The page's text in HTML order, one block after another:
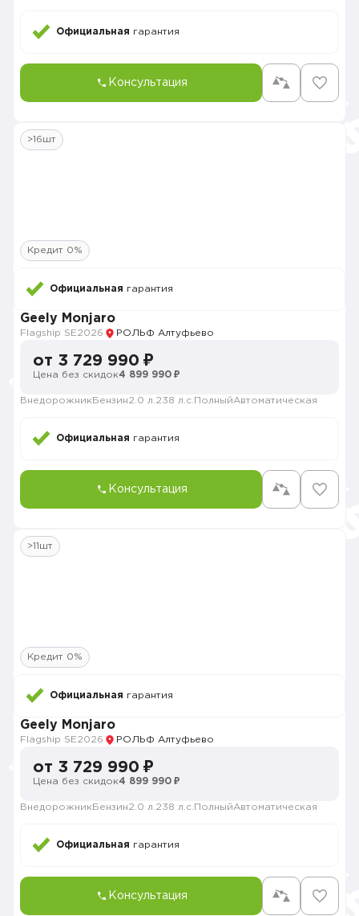
Официальная гарантия
Консультация
>16шт
Кредит 0%
Официальная гарантия
Geely Monjaro
Flagship SE2026 РОЛЬФ Алтуфьево
от 3 729 990 ₽
Цена без скидок4 899 990 ₽
Внедорожник Бензин2.0 л. 238 л.с. ПолныйАвтоматическая
Официальная гарантия
Консультация
>11шт
Кредит 0%
Официальная гарантия
Geely Monjaro
Flagship SE2026 РОЛЬФ Алтуфьево
от 3 729 990 ₽
Цена без скидок4 899 990 ₽
Внедорожник Бензин2.0 л. 238 л.с. ПолныйАвтоматическая
Официальная гарантия
Консультация